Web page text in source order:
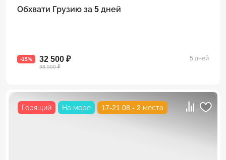
Обхвати Грузию за 5 дней
-15% 32 500 ₽
38 500 ₽
5 дней
Горящий На море 17-21.08 - 2 места